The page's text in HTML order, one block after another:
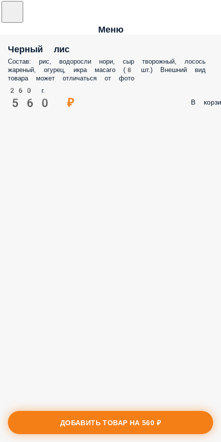
Меню
Черный лис
Состав: рис, водоросли нори, сыр творожный, лосось
жареный, огурец, икра масаго (8 шт.) Внешний вид
товара может отличаться от фото
260 г.
560 ₽ В
ДОБАВИТЬ ТОВАР НА560 ₽